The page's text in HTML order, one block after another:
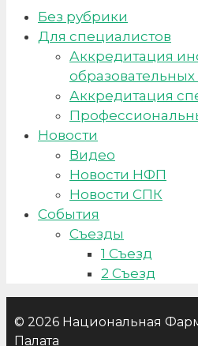
Без рубрики
Для специалистов
Аккредитация
Аккредитация
Новости
Видео
Новости НФП
Новости СПК
События
Съезды
1 Съезд
2 Съезд
© 2026 Национальная
Палата